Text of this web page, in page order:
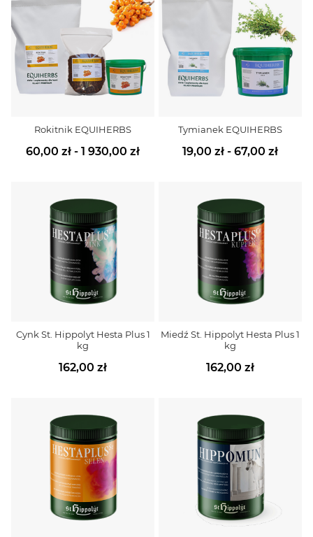
Rokitnik EQUIHERBS
60,00 zł - 1 930,00 zł
Tymianek EQUIHERBS
19,00 zł - 67,00 zł
Cynk St. Hippolyt Hesta Plus 1
kg
162,00 zł
Miedź St. Hippolyt Hesta Plus 1
kg
162,00 zł